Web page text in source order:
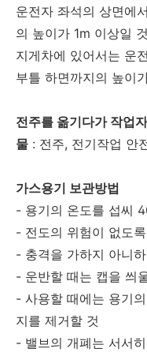
운전자 좌석의 상면에
의 높이가 1m 이상일
지게차에 있어서는 운
부틀 하면까지의 높이
전주를 옮기다가 작업
물 : 전주, 전기작업 안
가스용기 보관방법
- 용기의 온도를 섭씨
- 전도의 위험이 없도
- 충격을 가하지 아니
- 운반할 때는 캡을 씌
- 사용할 때에는 용기
지를 제거할 것
- 밸브의 개폐는 서서